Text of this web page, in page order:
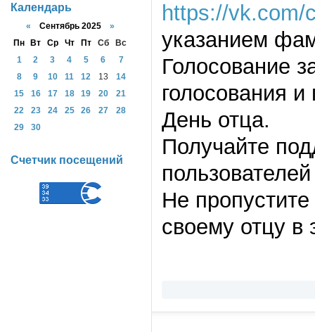
https://vk.com/
указанием
Голосование
голосования
День отца.
Получайте
Не
своему отцу в
Календарь
« Сентябрь 2025 »
Пн
Вт Ср Чт Пт Сб
Вс
1
2 3 4 5 6
7
8
9 10 11 12 13
14
15
16 17 18 19 20
21
22
23 24 25 26 27
28
29
30
Счетчик посещений